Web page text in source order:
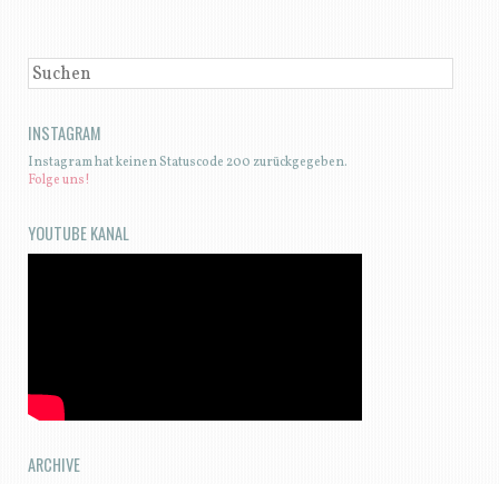
SUCHEN
INSTAGRAM
Instagram hat keinen Statuscode 200 zurückgegeben.
Folge uns!
YOUTUBE KANAL
ARCHIVE